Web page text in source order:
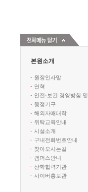
본원소개
원장인사말
연혁
안전·보건 경영방침
행정기구
해외자매대학
위탁교육안내
시설소개
구내전화번호안내
찾아오시는길
캠퍼스안내
산학협력기관
사이버홍보관